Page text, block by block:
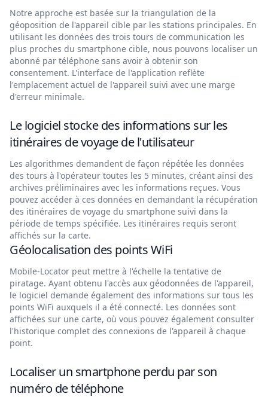
Notre approche est basée sur la triangulation de la
géoposition de l'appareil cible par les stations principales. En
utilisant les données des trois tours de communication les
plus proches du smartphone cible, nous pouvons localiser un
abonné par téléphone sans avoir à obtenir son
consentement. L'interface de l'application reflète
l'emplacement actuel de l'appareil suivi avec une marge
d'erreur minimale.
Le logiciel stocke des informations sur les
itinéraires de voyage de l'utilisateur
Les algorithmes demandent de façon répétée les données
des tours à l'opérateur toutes les 5 minutes, créant ainsi des
archives préliminaires avec les informations reçues. Vous
pouvez accéder à ces données en demandant la récupération
des itinéraires de voyage du smartphone suivi dans la
période de temps spécifiée. Les itinéraires requis seront
affichés sur la carte.
Géolocalisation des points WiFi
Mobile-Locator peut mettre à l'échelle la tentative de
piratage. Ayant obtenu l'accès aux géodonnées de l'appareil,
le logiciel demande également des informations sur tous les
points WiFi auxquels il a été connecté. Les données sont
affichées sur une carte, où vous pouvez également consulter
l'historique complet des connexions de l'appareil à chaque
point.
Localiser un smartphone perdu par son
numéro de téléphone